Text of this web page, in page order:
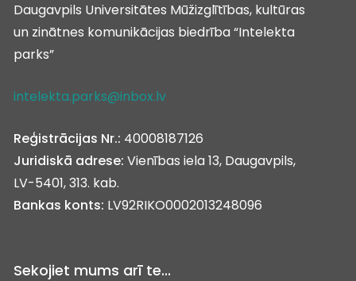
Daugavpils Universitātes Mūžizglītības, kultūras
un zinātnes komunikācijas biedrība “Intelekta
parks”
intelekta.parks@inbox.lv
Reģistrācijas Nr.: 40008187126
Juridiskā adrese: Vienības iela 13, Daugavpils,
LV-5401, 313. kab.
Bankas konts: LV92RIKO0002013248096
Sekojiet mums arī te...